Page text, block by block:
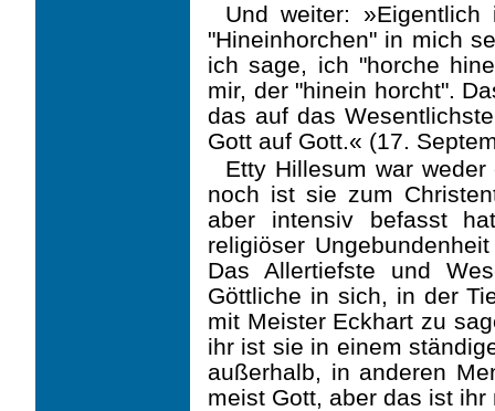
Und weiter:
"Hineinhorchen" in mich
ich sage, ich "horche
mir, der "hinein horcht".
das auf das
Gott auf Gott.« (17.
Etty Hillesum war
noch ist sie zum
aber intensiv befasst
religiöser
Das Allertiefste und
Göttliche in sich, in der
mit Meister Eckhart zu
ihr ist sie in einem
außerhalb, in anderen
meist Gott, aber das ist